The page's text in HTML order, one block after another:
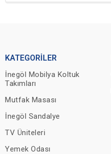
KATEGORİLER
İnegöl Mobilya Koltuk
Takımları
Mutfak Masası
İnegöl Sandalye
TV Üniteleri
Yemek Odası